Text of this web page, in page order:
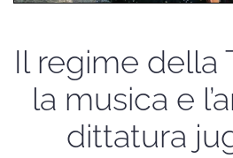
Il regime della
la musica e
dittatura